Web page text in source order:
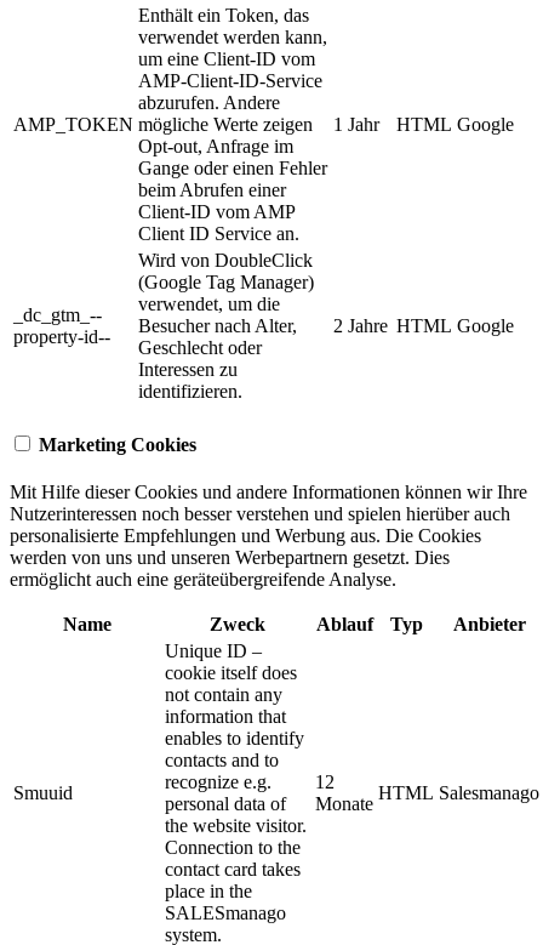
AMP_TOKEN
Enthält ein Token, das
verwendet werden kann,
um eine Client-ID vom
AMP-Client-ID-Service
abzurufen. Andere
mögliche Werte zeigen
Opt-out, Anfrage im
Gange oder einen Fehler
beim Abrufen einer
Client-ID vom AMP
Client ID Service an.
1 Jahr HTML Google
_dc_gtm_--
property-id--
Wird von DoubleClick
(Google Tag Manager)
verwendet, um die
Besucher nach Alter,
Geschlecht oder
Interessen zu
identifizieren.
2 Jahre HTML Google
Marketing Cookies
Mit Hilfe dieser Cookies und andere Informationen können wir Ihre
Nutzerinteressen noch besser verstehen und spielen hierüber auch
personalisierte Empfehlungen und Werbung aus. ​Die Cookies
werden von uns und unseren Werbepartnern gesetzt. Dies
ermöglicht auch eine geräteübergreifende Analyse.
Name Zweck Ablauf Typ Anbieter
Smuuid
Unique ID –
cookie itself does
not contain any
information that
enables to identify
contacts and to
recognize e.g.
personal data of
the website visitor.
Connection to the
contact card takes
place in the
SALESmanago
system.
12
Monate
HTML Salesmanago